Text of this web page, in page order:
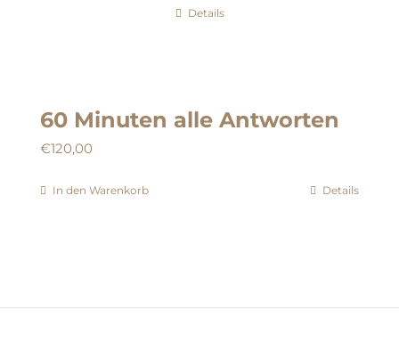
Details
60 Minuten alle Antworten
€120,00
In den Warenkorb Details